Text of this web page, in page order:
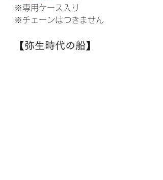
※専用ケース入り
※チェーンはつきません
【弥生時代の船】